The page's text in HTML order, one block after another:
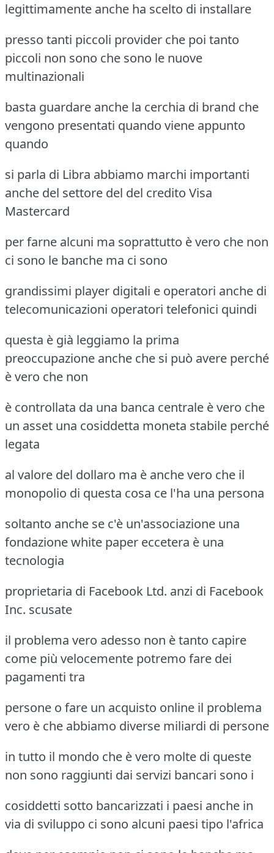
legittimamente anche ha scelto di installare
presso tanti piccoli provider che poi tanto
piccoli non sono che sono le nuove
multinazionali
basta guardare anche la cerchia di brand che
vengono presentati quando viene appunto
quando
si parla di Libra abbiamo marchi importanti
anche del settore del del credito Visa
Mastercard
per farne alcuni ma soprattutto è vero che non
ci sono le banche ma ci sono
grandissimi player digitali e operatori anche di
telecomunicazioni operatori telefonici quindi
questa è già leggiamo la prima
preoccupazione anche che si può avere perché
è vero che non
è controllata da una banca centrale è vero che
un asset una cosiddetta moneta stabile perché
legata
al valore del dollaro ma è anche vero che il
monopolio di questa cosa ce l'ha una persona
soltanto anche se c'è un'associazione una
fondazione white paper eccetera è una
tecnologia
proprietaria di Facebook Ltd. anzi di Facebook
Inc. scusate
il problema vero adesso non è tanto capire
come più velocemente potremo fare dei
pagamenti tra
persone o fare un acquisto online il problema
vero è che abbiamo diverse miliardi di persone
in tutto il mondo che è vero molte di queste
non sono raggiunti dai servizi bancari sono i
cosiddetti sotto bancarizzati i paesi anche in
via di sviluppo ci sono alcuni paesi tipo l'africa